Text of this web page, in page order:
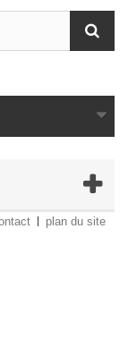
plan du site